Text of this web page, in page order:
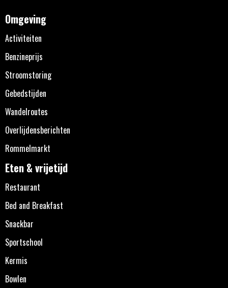
Omgeving
Activiteiten
Benzineprijs
Stroomstoring
Gebedstijden
Wandelroutes
Overlijdensberichten
Rommelmarkt
Eten & vrijetijd
Restaurant
Bed and Breakfast
Snackbar
Sportschool
Kermis
Bowlen